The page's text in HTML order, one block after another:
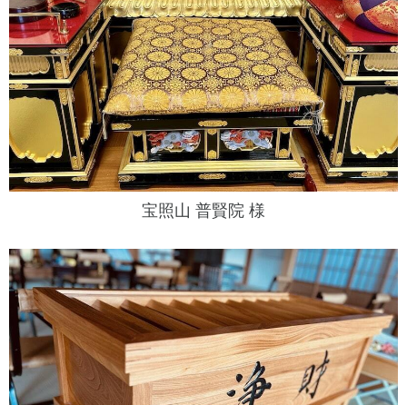
宝照山 普賢院 様